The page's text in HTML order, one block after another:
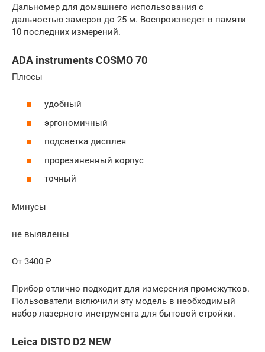
Дальномер для домашнего использования с
дальностью замеров до 25 м. Воспроизведет в памяти
10 последних измерений.
ADA instruments COSMO 70
Плюсы
удобный
эргономичный
подсветка дисплея
прорезиненный корпус
точный
Минусы
не выявлены
От 3400 ₽
Прибор отлично подходит для измерения промежутков.
Пользователи включили эту модель в необходимый
набор лазерного инструмента для бытовой стройки.
Leica DISTO D2 NEW